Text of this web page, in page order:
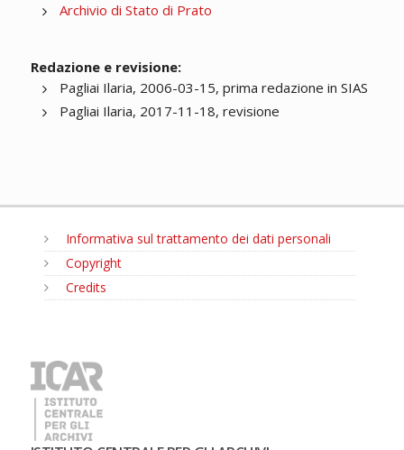
Archivio di Stato di Prato
Redazione e revisione:
Pagliai Ilaria, 2006-03-15, prima redazione in SIAS
Pagliai Ilaria, 2017-11-18, revisione
Informativa sul trattamento dei dati personali
Copyright
Credits